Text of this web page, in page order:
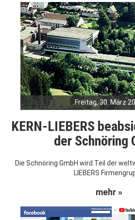
Freitag, 30. März
KERN-LIEBERS
der Schnöring
Die Schnöring GmbH wird Teil der
LIEBERS
mehr »